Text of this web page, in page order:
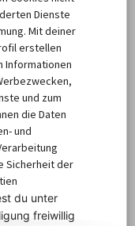
Dienste
Mit deiner
erstellen
Informationen
und zum
die Daten
und
Sicherheit der
du unter
freiwillig